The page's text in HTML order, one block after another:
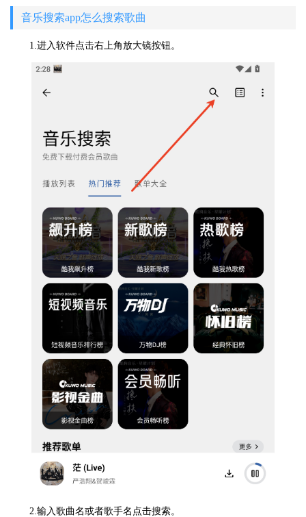
音乐搜索app怎么搜索歌曲
1.进入软件点击右上角放大镜按钮。
2.输入歌曲名或者歌手名点击搜索。